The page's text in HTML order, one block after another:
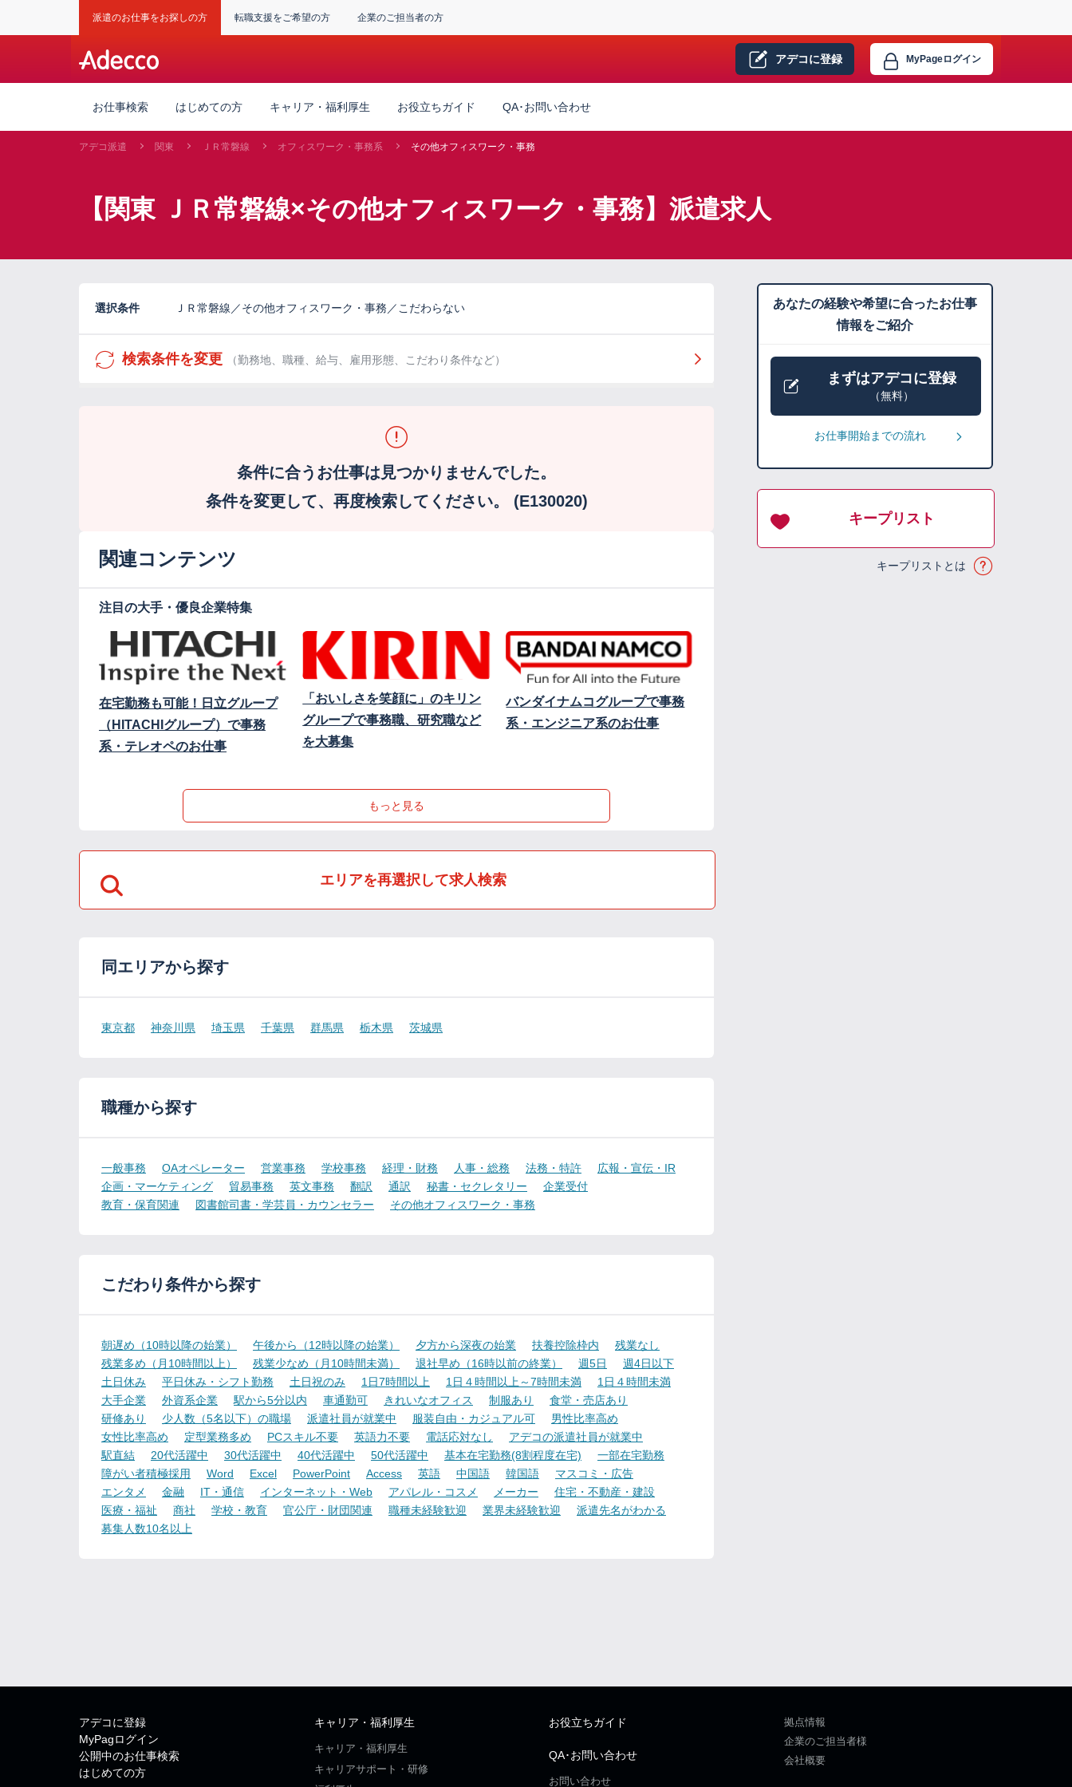
派遣のお仕事をお探しの方 転職支援をご希望の方 企業のご担当者の方
アデコに登録 MyPageログイン
お仕事検索 はじめての方 キャリア・福利厚生 お役立ちガイド QA･お問い合わせ
アデコ派遣 関東 ＪＲ常磐線 オフィスワーク・事務系 その他オフィスワーク・事務
【関東 ＪＲ常磐線×その他オフィスワーク・事務】派遣求人
選択条件 ＪＲ常磐線／その他オフィスワーク・事務／こだわらない
検索条件を変更 （勤務地、職種、給与、雇用形態、こだわり条件など）
条件に合うお仕事は見つかりませんでした。
条件を変更して、再度検索してください。 (E130020)
関連コンテンツ
注目の大手・優良企業特集
在宅勤務も可能！日立グループ
（HITACHIグループ）で事務
系・テレオペのお仕事
「おいしさを笑顔に」のキリン
グループで事務職、研究職など
を大募集
バンダイナムコグループで事務
系・エンジニア系のお仕事
もっと見る
エリアを再選択して求人検索
同エリアから探す
東京都 神奈川県 埼玉県 千葉県 群馬県 栃木県 茨城県
職種から探す
一般事務 OAオペレーター 営業事務 学校事務 経理・財務 人事・総務 法務・特許
広報・宣伝・IR
企画・マーケティング
貿易事務 英文事務 翻訳 通訳 秘書・セクレタリー
企業受付
教育・保育関連
図書館司書・学芸員・カウンセラー その他オフィスワーク・事務
こだわり条件から探す
朝遅め（10時以降の始業） 午後から（12時以降の始業） 夕方から深夜の始業 扶養控除枠内
残業なし
残業多め（月10時間以上）
残業少なめ（月10時間未満） 退社早め（16時以前の終業） 週5日
週4日以下
土日休み
平日休み・シフト勤務 土日祝のみ 1日7時間以上 1日４時間以上～7時間未満
1日４時間未満
大手企業
外資系企業 駅から5分以内 車通勤可 きれいなオフィス 制服あり
食堂・売店あり
研修あり
少人数（5名以下）の職場 派遣社員が就業中 服装自由・カジュアル可
男性比率高め
女性比率高め
定型業務多め PCスキル不要 英語力不要 電話応対なし
アデコの派遣社員が就業中
駅直結
20代活躍中 30代活躍中 40代活躍中 50代活躍中 基本在宅勤務(8割程度在宅)
一部在宅勤務
障がい者積極採用
Word Excel PowerPoint Access 英語 中国語 韓国語
マスコミ・広告
エンタメ
金融 IT・通信 インターネット・Web アパレル・コスメ メーカー
住宅・不動産・建設
医療・福祉
商社 学校・教育 官公庁・財団関連 職種未経験歓迎 業界未経験歓迎
派遣先名がわかる
募集人数10名以上
あなたの経験や希望に合ったお仕事
情報をご紹介
まずはアデコに登録
（無料）
お仕事開始までの流れ
キープリスト
キープリストとは
アデコに登録
MyPagログイン
公開中のお仕事検索
はじめての方
キャリア・福利厚生
キャリア・福利厚生
キャリアサポート・研修
お役立ちガイド
QA･お問い合わせ
お問い合わせ
拠点情報
企業のご担当者様
会社概要